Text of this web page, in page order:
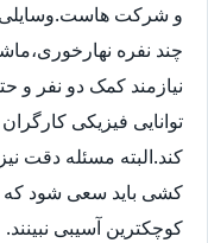
و شرکت هاست.وسایلی
چند نفره
نیازمند کمک دو نفر و
توانایی فیزیکی
کند.البته مسئله دقت
کشی باید سعی شود که
کوچکترین آسیبی نبینند.